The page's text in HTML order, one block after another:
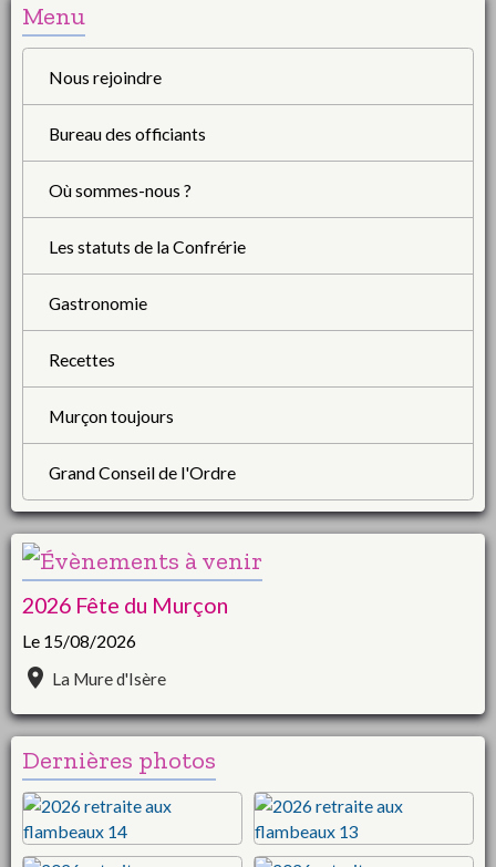
Menu
Nous rejoindre
Bureau des officiants
Où sommes-nous ?
Les statuts de la Confrérie
Gastronomie
Recettes
Murçon toujours
Grand Conseil de l'Ordre
2026 Fête du Murçon
Le 15/08/2026
La Mure d'Isère
Dernières photos